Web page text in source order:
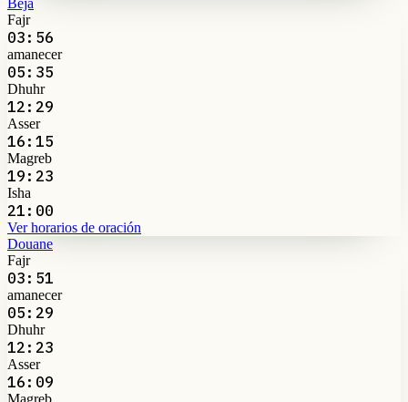
Fajr
03:56
amanecer
05:35
Dhuhr
12:29
Asser
16:15
Magreb
19:23
Isha
21:00
Ver horarios de oración
Douane
Fajr
03:51
amanecer
05:29
Dhuhr
12:23
Asser
16:09
Magreb